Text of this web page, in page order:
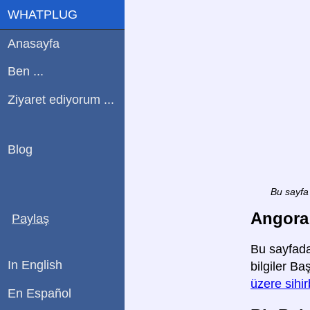
Bu
Bu
bilgiler
üzere
WHATPLUG
Anasayfa
Ben ...
Ziyaret ediyorum ...
Blog
Paylaş
In English
En Español